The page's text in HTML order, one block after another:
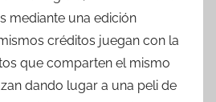
mediante una edición
créditos juegan con la
que comparten el mismo
dando lugar a una peli de